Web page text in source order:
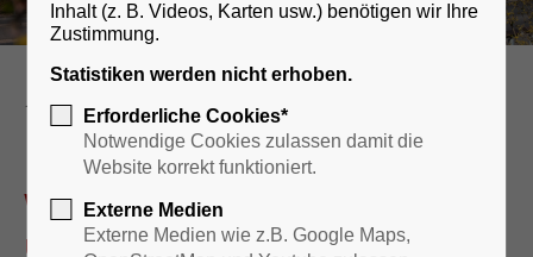
Rathaus & Bürgerservice
Wir sind für Sie da – persönlich
und digital!
Inhalt (z. B. Videos, Karten usw.) benötigen wir Ihre
Zustimmung.
Statistiken werden nicht erhoben.
Erforderliche Cookies*
Notwendige Cookies zulassen damit die
Website korrekt funktioniert.
Externe Medien
Externe Medien wie z.B. Google Maps,